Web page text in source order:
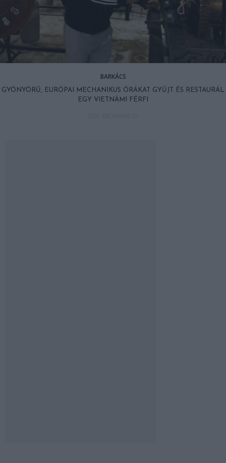
BARKÁCS
GYÖNYÖRŰ, EURÓPAI MECHANIKUS ÓRÁKAT GYŰJT ÉS RESTAURÁL
EGY VIETNÁMI FÉRFI